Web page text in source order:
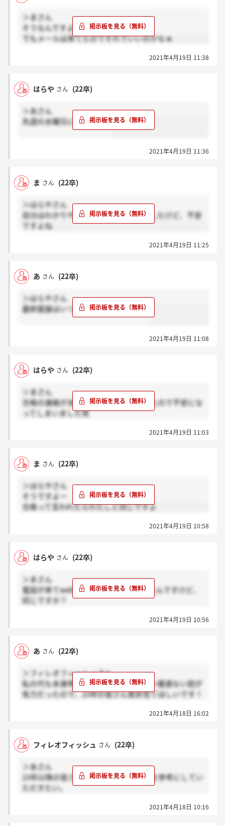
＞まさん
そうなんですよ?笑
でもメールは来てたのでそれでいいのかなぁ
2021年4月19日 11:38
はらや さん (22卒)
＞あさん
先週の水曜日に受けました
2021年4月19日 11:36
ま さん (22卒)
＞はらやさん
自分はわかりやすく内定って表現しましたけど、不安
ですよね
2021年4月19日 11:25
あ さん (22卒)
＞はらやさん
最終面接はいつ受けられましたか？涙
2021年4月19日 11:08
はらや さん (22卒)
＞まさん
合格の連絡があまりにもそっけなかったので不安にな
ってしまいました笑
2021年4月19日 11:03
ま さん (22卒)
＞はらやさん
そうですよー
合格って言われたらわたしと同じですよ
2021年4月19日 10:58
はらや さん (22卒)
＞まさん
電話が来てweb面談するよって言われたんですけど、
同じですか？
2021年4月19日 10:56
あ さん (22卒)
＞フィレオフィッシュさん
私の代も本選考が始まるまでインターン優遇ない説が
有力だったので、23卒の皆さん是非見てほしいです！
2021年4月18日 16:02
フィレオフィッシュ さん (22卒)
＞あさん
23卒以降の皆さんも、是非ともこちらを参考にしてい
ただきたい。
2021年4月18日 10:16